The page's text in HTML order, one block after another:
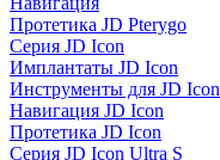
Протетика JD Pterygo
Серия JD Icon
Имплантаты JD Icon
Инструменты для JD Icon
Навигация JD Icon
Протетика JD Icon
Серия JD Icon Ultra S